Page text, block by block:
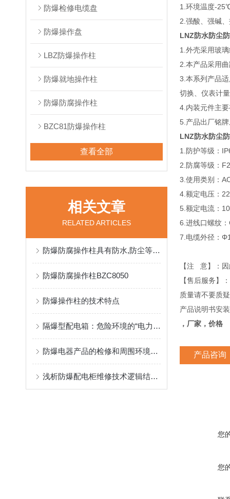
防爆检修电缆盘
防爆操作盘
LBZ防爆操作柱
防爆就地操作柱
防爆防腐操作柱
BZC81防爆操作柱
查看全部
相关文章
RELATED ARTICLES
防爆防腐操作柱具有防水,防尘等性能
防爆防腐操作柱BZC8050
防爆操作柱的技术特点
隔爆型配电箱：危险环境的“电力安全卫士”
防爆电器产品的检修和周围环境的清理要求
浅析防爆配电柜维修技术逻辑结构分析法
1.环境温度-
2.强酸、强碱
LNZ防水防尘
1.外壳采用玻
2.本产品采用
3.本系列产品
切换、仪表计
4.内装元件主
5.产品出厂铭
LNZ防水防尘
1.防护等级：
2.防腐等级：
3.使用类别：
4.额定电压：
5.额定电流：
6.进线口螺纹
7.电缆外径：
【注 意】：
【售后服务】
质量请不要质
产品说明书安
，厂家，价格
产品咨询
您
您